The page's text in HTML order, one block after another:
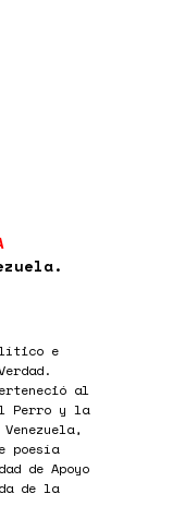
e
al
Perro y la
poesía
de Apoyo
de la